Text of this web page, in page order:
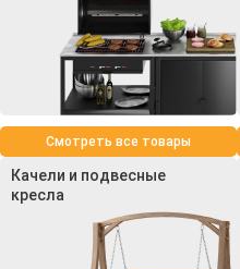
Смотреть все товары
Качели и подвесные
кресла